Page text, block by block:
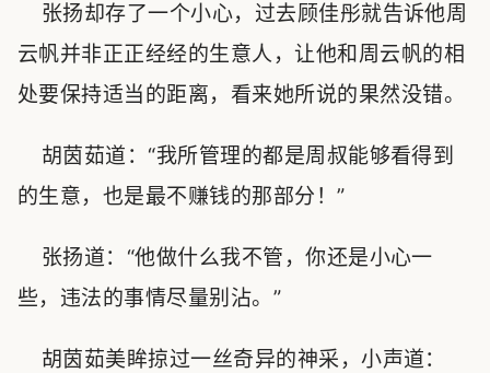
张扬却存了一个小心，过去顾佳彤就告诉他周
云帆并非正正经经的生意人，让他和周云帆的相
处要保持适当的距离，看来她所说的果然没错。
胡茵茹道：“我所管理的都是周叔能够看得到
的生意，也是最不赚钱的那部分！”
张扬道：“他做什么我不管，你还是小心一
些，违法的事情尽量别沾。”
胡茵茹美眸掠过一丝奇异的神采，小声道：